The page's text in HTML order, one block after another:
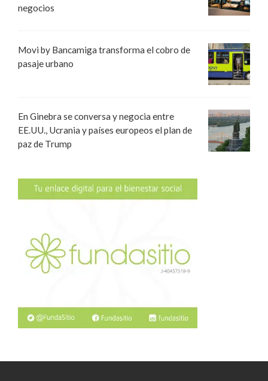
negocios
Movi by Bancamiga transforma el cobro de
pasaje urbano
En Ginebra se conversa y negocia entre
EE.UU., Ucrania y países europeos el plan de
paz de Trump